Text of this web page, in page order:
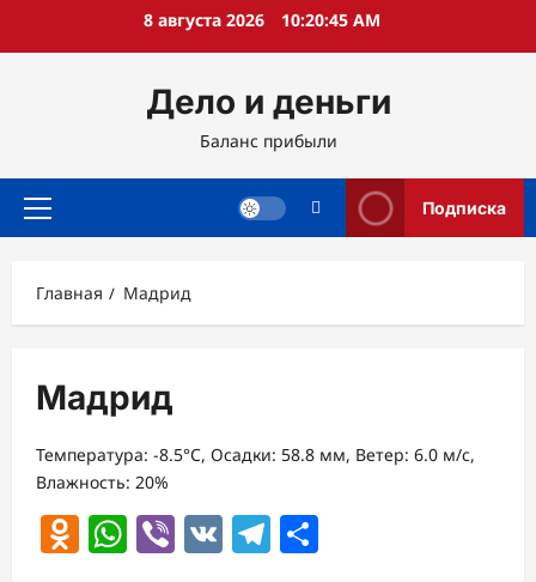
8 августа 2026 10:20:46 AM
Дело и деньги
Баланс прибыли
Основное
Подписка
Главная Мадрид
Мадрид
Температура: -8.5°C, Осадки: 58.8 мм, Ветер: 6.0 м/с,
Влажность: 20%
Odnoklassniki
WhatsApp
Viber
VK Telegram